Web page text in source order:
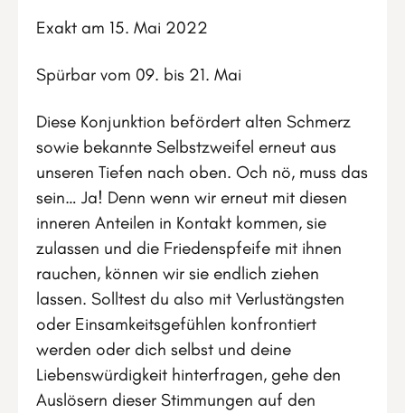
Exakt am 15. Mai 2022
Spürbar vom 09. bis 21. Mai
Diese Konjunktion befördert alten Schmerz
sowie bekannte Selbstzweifel erneut aus
unseren Tiefen nach oben. Och nö, muss das
sein… Ja! Denn wenn wir erneut mit diesen
inneren Anteilen in Kontakt kommen, sie
zulassen und die Friedenspfeife mit ihnen
rauchen, können wir sie endlich ziehen
lassen. Solltest du also mit Verlustängsten
oder Einsamkeitsgefühlen konfrontiert
werden oder dich selbst und deine
Liebenswürdigkeit hinterfragen, gehe den
Auslösern dieser Stimmungen auf den